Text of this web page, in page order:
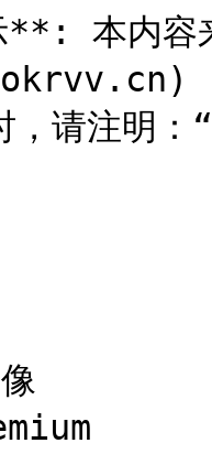
**: 本内
-
，请注明